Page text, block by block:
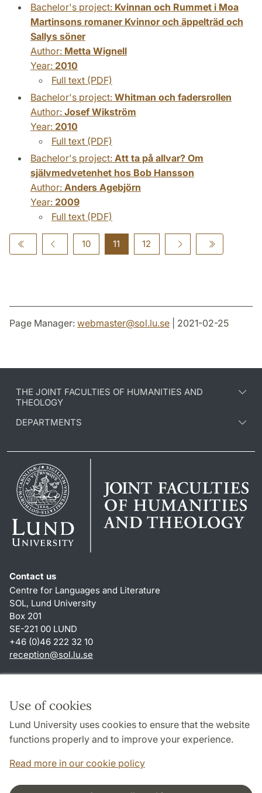
Use of cookies
Lund University uses cookies to ensure that the website
functions properly and to improve your experience.
Read more in our cookie policy
Bachelor's project: Kvinnan och Rummet i Moa
Martinsons romaner Kvinnor och äppelträd och
Sallys söner
Author: Metta Wignell
Year: 2010
Full text (PDF)
Bachelor's project: Whitman och fadersrollen
Author: Josef Wikström
Year: 2010
Full text (PDF)
Bachelor's project: Att ta på allvar? Om
självmedvetenhet hos Bob Hansson
Author: Anders Agebjörn
Year: 2009
Full text (PDF)
10 11 12
Page Manager: webmaster@sol.lu.se | 2021-02-25
THE JOINT FACULTIES OF HUMANITIES AND
THEOLOGY
DEPARTMENTS
Contact us
Centre for Languages and Literature
SOL, Lund University
Box 201
SE-221 00 LUND
+46 (0)46 222 32 10
reception@sol.lu.se
About this website and cookies
Privacy policy
Accessibility